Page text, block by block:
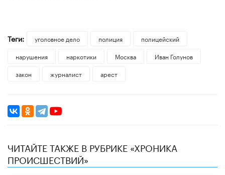
Теги: уголовное дело полиция
полицейский
нарушения
наркотики Москва
Иван Голунов
закон
журналист арест
ЧИТАЙТЕ ТАКЖЕ В РУБРИКЕ «ХРОНИКА
ПРОИСШЕСТВИЙ»